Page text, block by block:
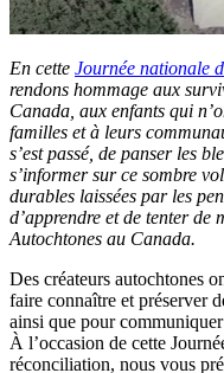
En cette Journée nationale
rendons hommage aux
Canada, aux enfants qui
familles et à leurs
s’est passé, de panser les
s’informer sur ce sombre
durables laissées par les
d’apprendre et de tenter de
Autochtones au Canada.
Des créateurs autochtones
faire connaître et préserver
ainsi que pour
À l’occasion de cette
réconciliation, nous vous